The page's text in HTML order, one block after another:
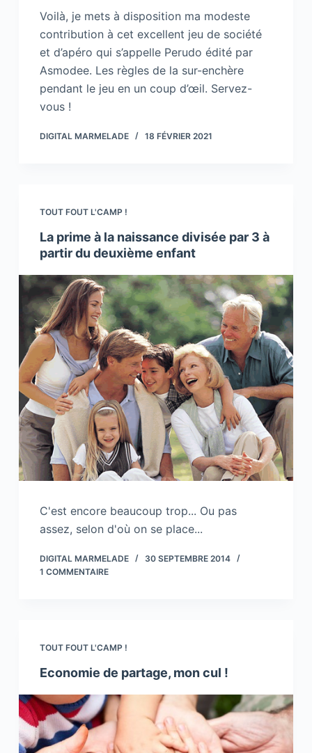
Voilà, je mets à disposition ma modeste
contribution à cet excellent jeu de société
et d’apéro qui s’appelle Perudo édité par
Asmodee. Les règles de la sur-enchère
pendant le jeu en un coup d’œil. Servez-
vous !
DIGITAL MARMELADE 18 FÉVRIER 2021
TOUT FOUT L'CAMP !
La prime à la naissance divisée par 3 à
partir du deuxième enfant
C'est encore beaucoup trop... Ou pas
assez, selon d'où on se place...
DIGITAL MARMELADE
30 SEPTEMBRE 2014
1 COMMENTAIRE
TOUT FOUT L'CAMP !
Economie de partage, mon cul !